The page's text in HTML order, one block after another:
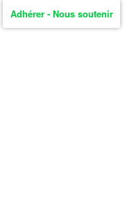
Adhérer - Nous soutenir